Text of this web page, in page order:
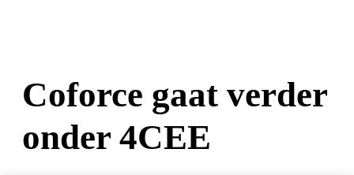
Coforce gaat verder
onder 4CEE